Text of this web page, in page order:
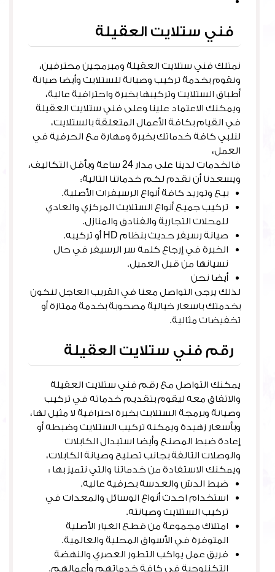
فني ستلايت العقيلة
نمتلك فني ستلايت العقيلة ومبرمجين محترفين،
ونقوم بخدمة تركيب وصيانة للستلايت وأيضا صيانة
أطباق الستلايت وتركيبها بخبرة واحترافية عالية،
ويمكنك الاعتماد علينا وعلى فني ستلايت العقيلة
في القيام بكافة الأعمال المتعلقة بالستلايت،
لنلبي كافة خدماتك بخبرة ومهارة مع الحرفية في
العمل،
فالخدمات لدينا على مدار 24 ساعة وبأقل التكاليف،
ويسعدنا أن نقدم لكم خدماتنا التالية:
بيع وتوريد كافة أنواع الرسيفرات الأصلية.
تركيب جميع أنواع الستلايت المركزي والعادي
للمحلات التجارية والفنادق والمنازل.
صيانة رسيفر حديث بنظام HD أو تركيبه.
الخبرة في إرجاع كلمة سر الرسيفر في حال
نسيانها من قبل العميل.
أيضا نحن
لذلك يرجى التواصل معنا في القريب العاجل لنكون
بخدمتك باسعار خيالية مصحوبة بخدمة ممتازة أو
تخفيضات مثالية.
رقم فني ستلايت العقيلة
يمكنك التواصل مع رقم فني ستلايت العقيلة
والاتفاق معه ليقوم بتقديم خدماته في تركيب
وصيانة وبرمجة الستلايت بخبرة احترافية لا مثيل لها،
وبأسعار زهيدة ويمكنه تركيب الستلايت وضبطه أو
إعادة ضبط المصنع وأيضا استبدال الكابلات
والوصلات التالفة بجانب تصليح وصيانة الكابلات،
ويمكنك الاستفادة من خدماتنا والتي نتميز بها :
ضبط الدش والعدسة بحرفية عالية.
استخدام احدث أنواع الوسائل والمعدات في
تركيب الستلايت وصيانته.
امتلاك مجموعة من قطع الغيار الأصلية
المتوفرة في الأسواق المحلية والعالمية.
فريق عمل يواكب التطور العصري والنهضة
التكنلوجية في كافة خدماتهم وأعمالهم.